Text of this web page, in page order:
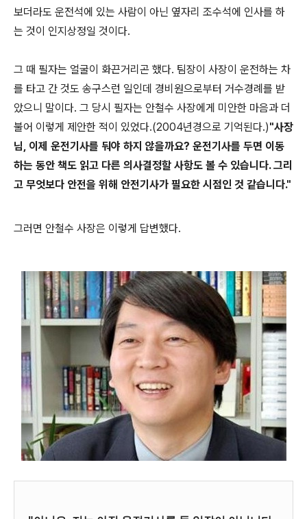
보더라도 운전석에 있는 사람이 아닌 옆자리 조수석에 인사를 하
는 것이 인지상정일 것이다.
그 때 필자는 얼굴이 화끈거리곤 했다. 팀장이 사장이 운전하는 차
를 타고 간 것도 송구스런 일인데 경비원으로부터 거수경례를 받
았으니 말이다. 그 당시 필자는 안철수 사장에게 미안한 마음과 더
불어 이렇게 제안한 적이 있었다.(2004년경으로 기억된다.)"사장
님, 이제 운전기사를 둬야 하지 않을까요? 운전기사를 두면 이동
하는 동안 책도 읽고 다른 의사결정할 사항도 볼 수 있습니다. 그리
고 무엇보다 안전을 위해 안전기사가 필요한 시점인 것 같습니다."
그러면 안철수 사장은 이렇게 답변했다.